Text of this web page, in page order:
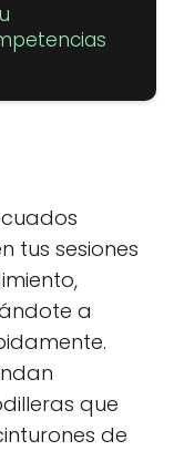
tus sesiones
a
que
de